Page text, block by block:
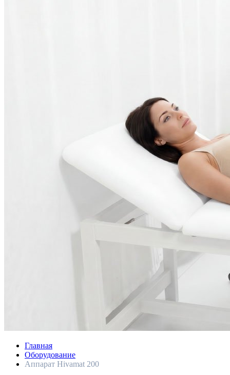
Главная
Оборудование
Аппарат Hivamat 200